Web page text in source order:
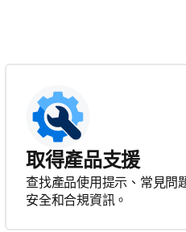
取得產品支援
查找產品使用提示、常見問
安全和合規資訊。